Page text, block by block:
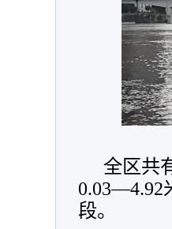
全区共
0.03—4.92
段。